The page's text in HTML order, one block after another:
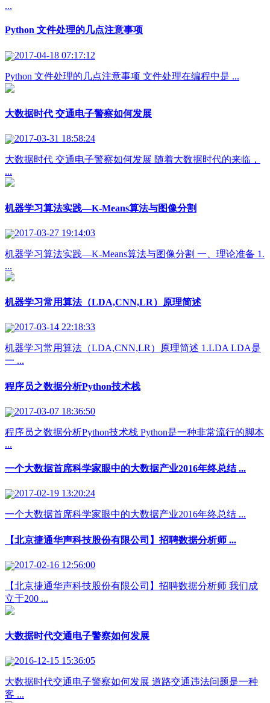
...
Python 文件处理的几点注意事项
2017-04-18 07:17:12
Python 文件处理的几点注意事项 文件处理在编程中是 ...
大数据时代 交通电子警察如何发展
2017-03-31 18:58:24
大数据时代 交通电子警察如何发展 随着大数据时代的来临，
...
机器学习算法实践—K-Means算法与图像分割
2017-03-27 19:14:03
机器学习算法实践—K-Means算法与图像分割 一、理论准备 1.
...
机器学习常用算法（LDA,CNN,LR）原理简述
2017-03-14 22:18:33
机器学习常用算法（LDA,CNN,LR）原理简述 1.LDA LDA是
一 ...
程序员之数据分析Python技术栈
2017-03-07 18:36:50
程序员之数据分析Python技术栈 Python是一种非常流行的脚本
...
一个大数据首席科学家眼中的大数据产业2016年终总结 ...
2017-02-19 13:20:24
一个大数据首席科学家眼中的大数据产业2016年终总结 ...
【北京捷通华声科技股份有限公司】招聘数据分析师 ...
2017-02-16 12:56:00
【北京捷通华声科技股份有限公司】招聘数据分析师 我们成
立于200 ...
大数据时代交通电子警察如何发展
2016-12-15 15:36:05
大数据时代交通电子警察如何发展 道路交通违法问题是一种
客 ...